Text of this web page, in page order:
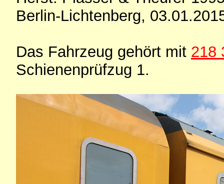
Berlin-Lichtenberg,
Das Fahrzeug gehört mit 218
Schienenprüfzug 1.